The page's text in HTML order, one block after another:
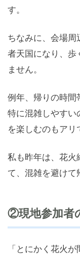
す。
ちなみに、会場
者天国になり、歩
ません。
例年、帰りの時間
特に混雑しやすい
を楽しむのもアリ
私も昨年は、花火
て、混雑を避けて
②現地参加者
「とにかく花火